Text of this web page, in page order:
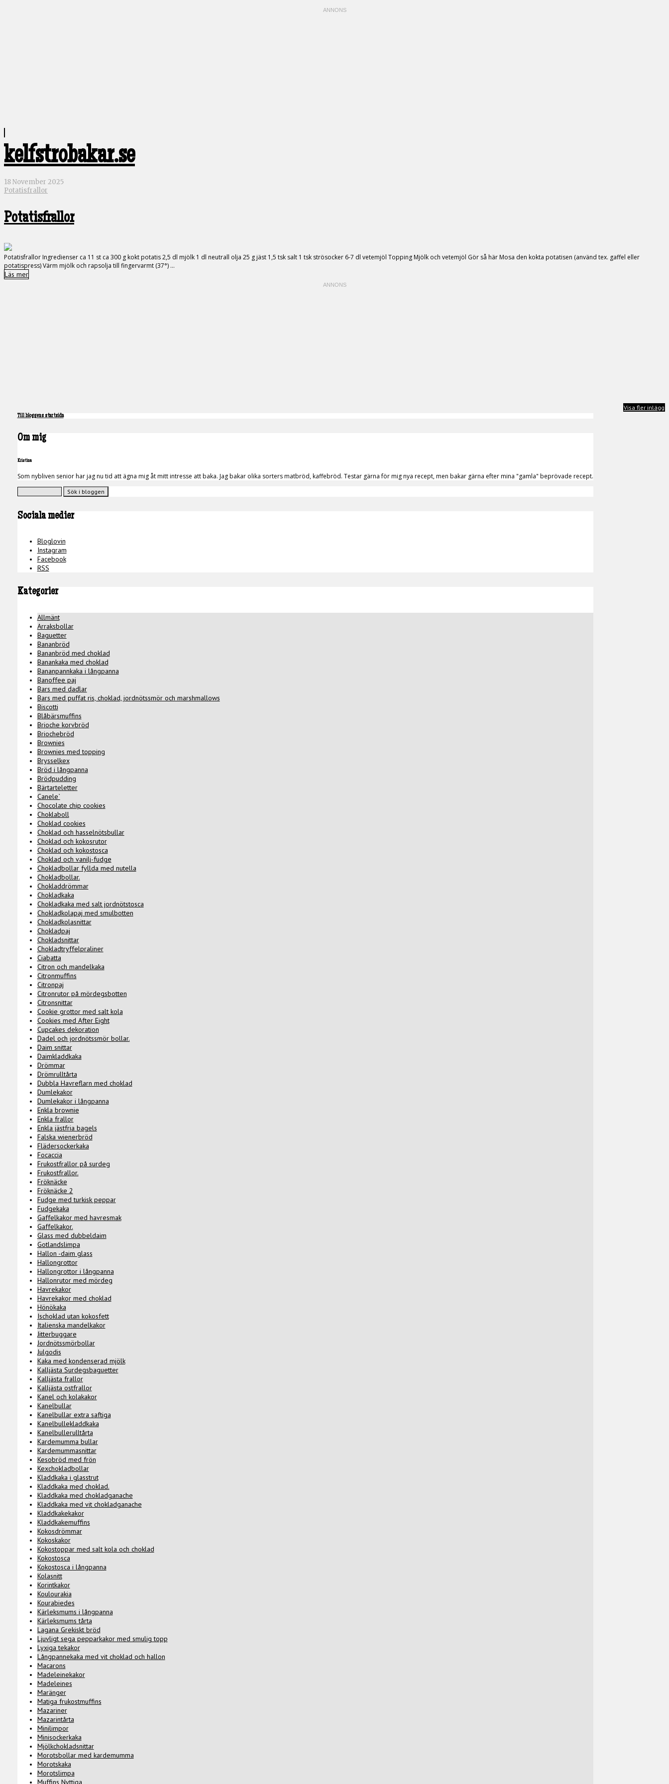
kelfstrobakar.se
18 November 2025
Potatisfrallor
Potatisfrallor
Potatisfrallor Ingredienser ca 11 st ca 300 g kokt potatis 2,5 dl mjölk 1 dl neutrall olja 25 g jäst 1,5 tsk salt 1 tsk strösocker 6-7 dl vetemjöl Topping Mjölk och vetemjöl Gör så här Mosa den kokta potatisen (använd tex. gaffel eller
potatispress) Värm mjölk och rapsolja till fingervarmt (37°) ...
Läs mer
Till bloggens startsida
Om mig
Kristina
Som nybliven senior har jag nu tid att ägna mig åt mitt intresse att baka. Jag bakar olika sorters matbröd, kaffebröd. Testar gärna för mig nya recept, men bakar gärna efter mina "gamla" beprövade recept.
Sociala medier
Bloglovin
Instagram
Facebook
RSS
Kategorier
Allmänt
Arraksbollar
Baguetter
Bananbröd
Bananbröd med choklad
Banankaka med choklad
Bananpannkaka i långpanna
Banoffee paj
Bars med dadlar
Bars med puffat ris, choklad, jordnötssmör och marshmallows
Biscotti
Blåbärsmuffins
Brioche korvbröd
Briochebröd
Brownies
Brownies med topping
Brysselkex
Bröd i långpanna
Brödpudding
Bärtarteletter
Canele`
Chocolate chip cookies
Choklaboll
Choklad cookies
Choklad och hasselnötsbullar
Choklad och kokosrutor
Choklad och kokostosca
Choklad och vanilj-fudge
Chokladbollar fyllda med nutella
Chokladbollar.
Chokladdrömmar
Chokladkaka
Chokladkaka med salt jordnötstosca
Chokladkolapaj med smulbotten
Chokladkolasnittar
Chokladpaj
Chokladsnittar
Chokladtryffelpraliner
Ciabatta
Citron och mandelkaka
Citronmuffins
Citronpaj
Citronrutor på mördegsbotten
Citronsnittar
Cookie grottor med salt kola
Cookies med After Eight
Cupcakes dekoration
Dadel och jordnötssmör bollar.
Daim snittar
Daimkladdkaka
Drömmar
Drömrulltårta
Dubbla Havreflarn med choklad
Dumlekakor
Dumlekakor i långpanna
Enkla brownie
Enkla frallor
Enkla jästfria bagels
Falska wienerbröd
Flädersockerkaka
Focaccia
Frukostfrallor på surdeg
Frukostfrallor.
Fröknäcke
Fröknäcke 2
Fudge med turkisk peppar
Fudgekaka
Gaffelkakor med havresmak
Gaffelkakor.
Glass med dubbeldaim
Gotlandslimpa
Hallon -daim glass
Hallongrottor
Hallongrottor i långpanna
Hallonrutor med mördeg
Havrekakor
Havrekakor med choklad
Hönökaka
Ischoklad utan kokosfett
Italienska mandelkakor
Jitterbuggare
Jordnötssmörbollar
Julgodis
Kaka med kondenserad mjölk
Kalljästa Surdegsbaguetter
Kalljästa frallor
Kalljästa ostfrallor
Kanel och kolakakor
Kanelbullar
Kanelbullar extra saftiga
Kanelbullekladdkaka
Kanelbullerulltårta
Kardemumma bullar
Kardemummasnittar
Kesobröd med frön
Kexchokladbollar
Kladdkaka i glasstrut
Kladdkaka med choklad.
Kladdkaka med chokladganache
Kladdkaka med vit chokladganache
Kladdkakekakor
Kladdkakemuffins
Kokosdrömmar
Kokoskakor
Kokostoppar med salt kola och choklad
Kokostosca
Kokostosca i långpanna
Kolasnitt
Korintkakor
Koulourakia
Kourabiedes
Kärleksmums i långpanna
Kärleksmums tårta
Lagana Grekiskt bröd
Ljuvligt sega pepparkakor med smulig topp
Lyxiga tekakor
Långpannekaka med vit choklad och hallon
Macarons
Madeleinekakor
Madeleines
Maränger
Matiga frukostmuffins
Mazariner
Mazarintårta
Minilimpor
Minisockerkaka
Mjölkchokladsnittar
Morotsbollar med kardemumma
Morotskaka
Morotslimpa
Muffins Nyttiga
Visa fler inlägg